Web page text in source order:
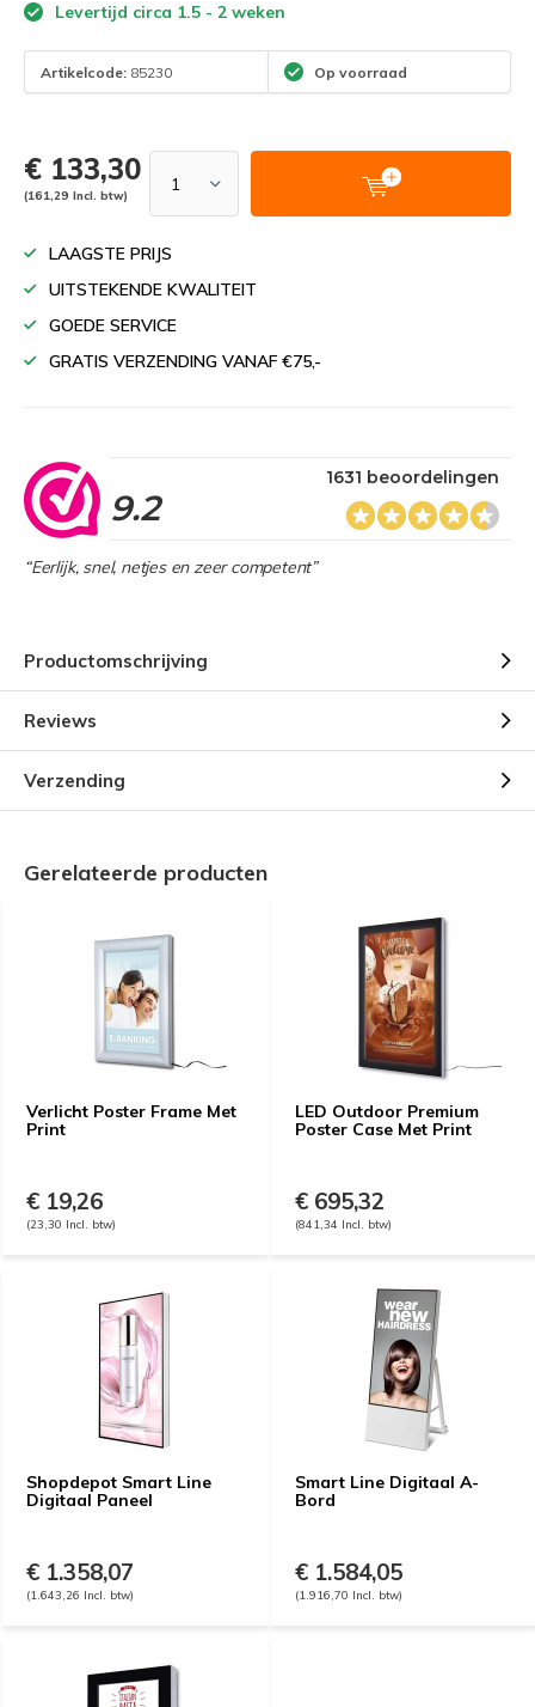
Levertijd circa 1.5 - 2 weken
Artikelcode: 85230 Op voorraad
€ 133,30
(161,29 Incl. btw)
LAAGSTE PRIJS
UITSTEKENDE KWALITEIT
GOEDE SERVICE
GRATIS VERZENDING VANAF €75,-
9.2
1631 beoordelingen
“Eerlijk, snel, netjes en zeer competent”
Productomschrijving
Reviews
Verzending
Gerelateerde producten
Verlicht Poster Frame Met
Print
€ 19,26
(23,30 Incl. btw)
LED Outdoor Premium
Poster Case Met Print
€ 695,32
(841,34 Incl. btw)
Shopdepot Smart Line
Digitaal Paneel
€ 1.358,07
(1.643,26 Incl. btw)
Smart Line Digitaal A-
Bord
€ 1.584,05
(1.916,70 Incl. btw)